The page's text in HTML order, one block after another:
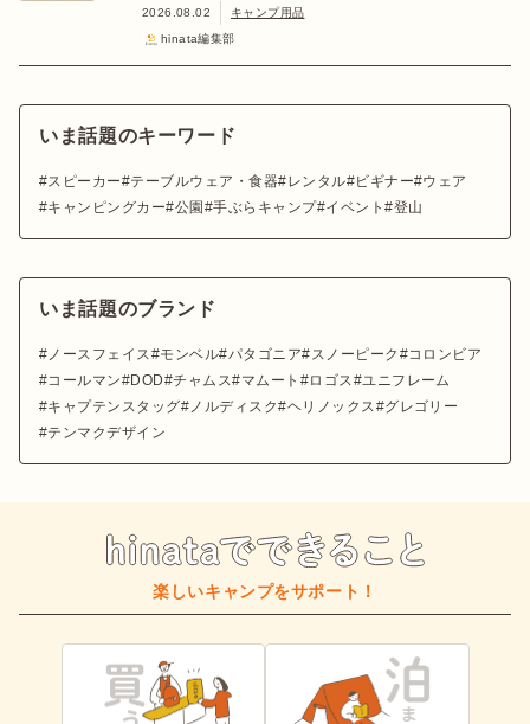
2026.08.02
キャンプ用品
hinata編集部
いま話題のキーワード
スピーカー テーブルウェア・食器 レンタル ビギナー
ウェア
キャンピングカー 公園 手ぶらキャンプ イベント 登山
いま話題のブランド
ノースフェイス モンベル パタゴニア スノーピーク
コロンビア
コールマン
DOD チャムス マムート ロゴス
ユニフレーム
キャプテンスタッグ
ノルディスク ヘリノックス
グレゴリー
テンマクデザイン
楽しいキャンプをサポート！